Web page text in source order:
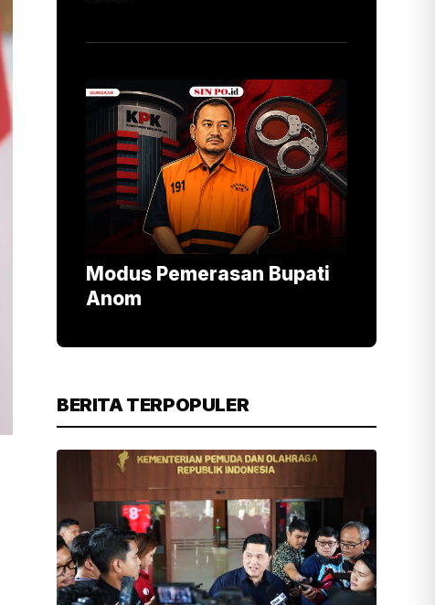
Modus Pemerasan Bupati
Anom
BERITA TERPOPULER